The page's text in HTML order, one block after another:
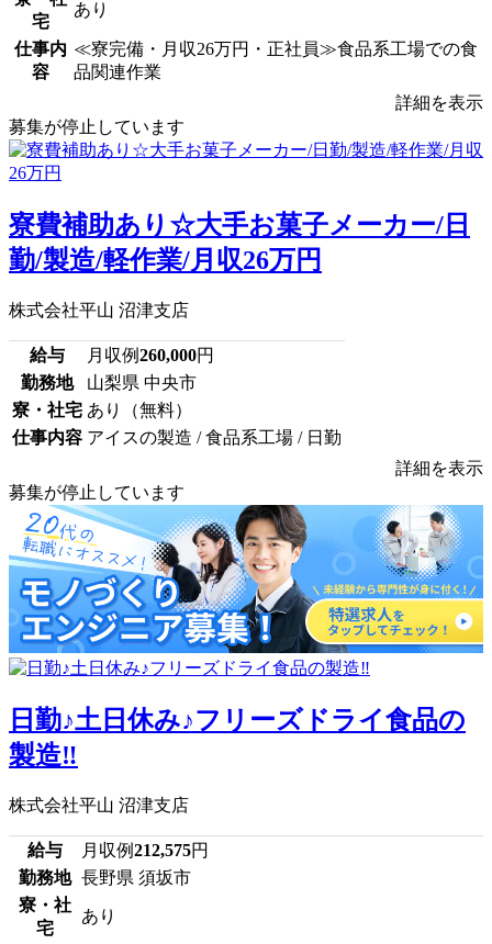
宅
あり
仕事内
容
≪寮完備・月収26万円・正社員≫食品系工場での食
品関連作業
詳細を表示
募集が停止しています
寮費補助あり☆大手お菓子メーカー/日
勤/製造/軽作業/月収26万円
株式会社平山 沼津支店
給与 月収例260,000円
勤務地
山梨県 中央市
寮・社宅 あり（無料）
仕事内容 アイスの製造 / 食品系工場 / 日勤
詳細を表示
募集が停止しています
日勤♪土日休み♪フリーズドライ食品の
製造‼
株式会社平山 沼津支店
給与 月収例212,575円
勤務地 長野県 須坂市
寮・社
宅
あり